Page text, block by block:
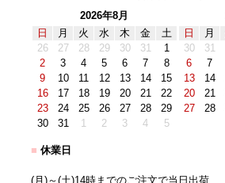
2026年8月
日
月 火 水 木 金
土
26
27 28 29 30 31
1
2
3 4 5 6 7
8
9
10 11 12 13 14
15
16
17 18 19 20 21
22
23
24 25 26 27 28
29
30
31 1 2 3 4 5
日
月
30
31
6
7
13
14
20
21
27
28
■ 休業日
(月)～(土)14時までのご注文で当日出荷